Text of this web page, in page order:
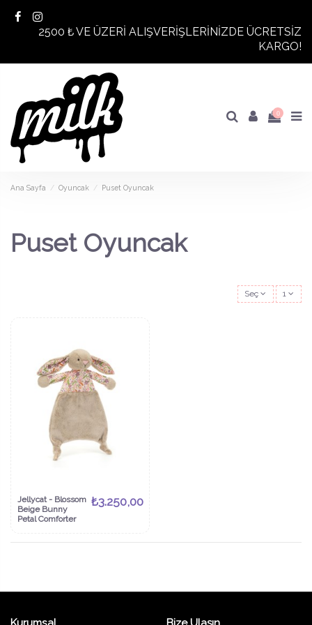
2500 ₺ VE ÜZERİ ALIŞVERİŞLERİNİZDE ÜCRETSİZ
KARGO!
0
Ana Sayfa Oyuncak Puset Oyuncak
Puset Oyuncak
Seç 1
Jellycat - Blossom
Beige Bunny
Petal Comforter
₺3.250,00